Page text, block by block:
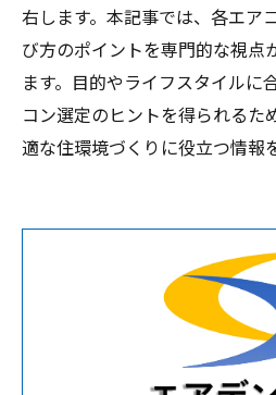
右します。本記事では、各エア
び方のポイントを専門的な視点
ます。目的やライフスタイルに
コン選定のヒントを得られるた
適な住環境づくりに役立つ情報